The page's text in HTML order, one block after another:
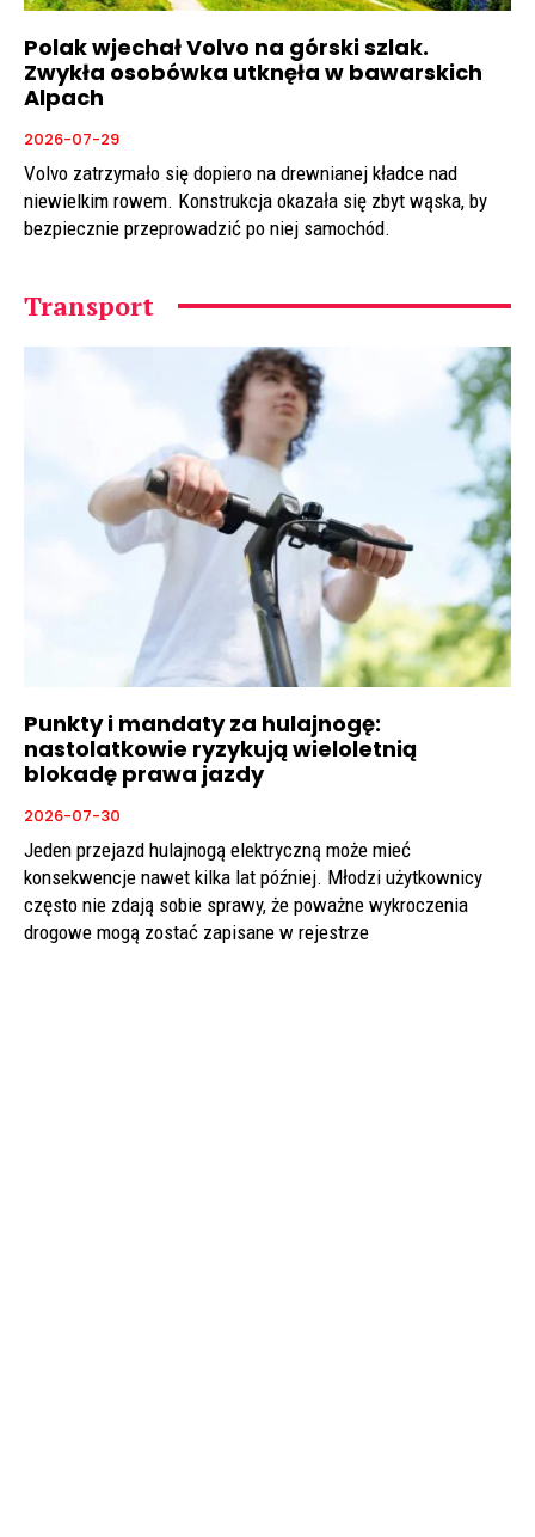
Polak wjechał Volvo na górski szlak.
Zwykła osobówka utknęła w bawarskich
Alpach
2026-07-29
Volvo zatrzymało się dopiero na drewnianej kładce nad
niewielkim rowem. Konstrukcja okazała się zbyt wąska, by
bezpiecznie przeprowadzić po niej samochód.
Transport
Punkty i mandaty za hulajnogę:
nastolatkowie ryzykują wieloletnią
blokadę prawa jazdy
2026-07-30
Jeden przejazd hulajnogą elektryczną może mieć
konsekwencje nawet kilka lat później. Młodzi użytkownicy
często nie zdają sobie sprawy, że poważne wykroczenia
drogowe mogą zostać zapisane w rejestrze